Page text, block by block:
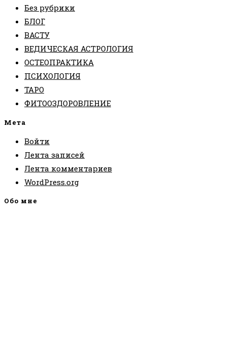
Без рубрики
БЛОГ
ВАСТУ
ВЕДИЧЕСКАЯ АСТРОЛОГИЯ
ОСТЕОПРАКТИКА
ПСИХОЛОГИЯ
ТАРО
ФИТООЗДОРОВЛЕНИЕ
Мета
Войти
Лента записей
Лента комментариев
WordPress.org
Обо мне